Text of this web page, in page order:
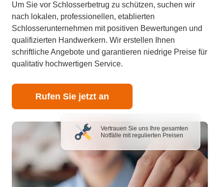
Um Sie vor Schlosserbetrug zu schützen, suchen wir
nach lokalen, professionellen, etablierten
Schlosserunternehmen mit positiven Bewertungen und
qualifizierten Handwerkern. Wir erstellen Ihnen
schriftliche Angebote und garantieren niedrige Preise für
qualitativ hochwertigen Service.
Rufen Sie jetzt an
Vertrauen Sie uns Ihre gesamten
Notfälle mit regulierten Preisen